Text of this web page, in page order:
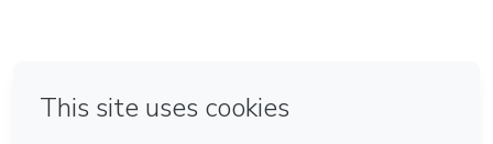
Feito com ❤ em Bogotá